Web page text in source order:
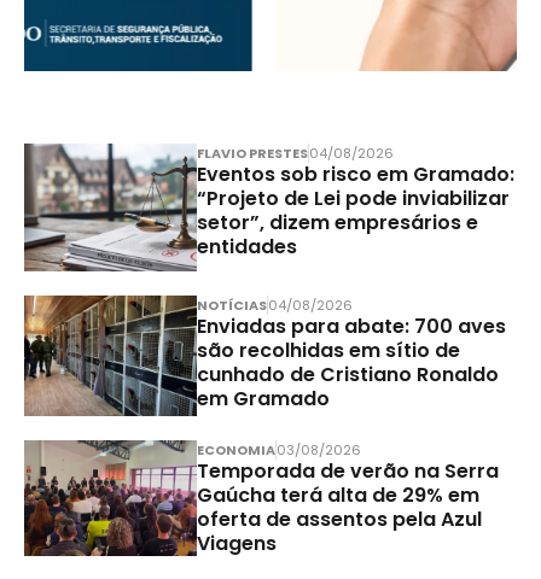
FLAVIO PRESTES04/08/2026
Eventos sob risco em Gramado:
“Projeto de Lei pode inviabilizar
setor”, dizem empresários e
entidades
NOTÍCIAS04/08/2026
Enviadas para abate: 700 aves
são recolhidas em sítio de
cunhado de Cristiano Ronaldo
em Gramado
ECONOMIA03/08/2026
Temporada de verão na Serra
Gaúcha terá alta de 29% em
oferta de assentos pela Azul
Viagens